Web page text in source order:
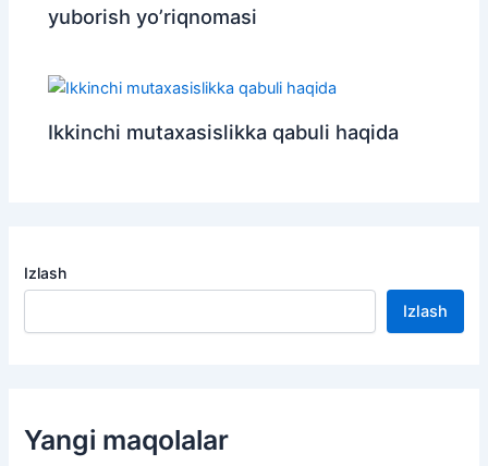
yuborish yo’riqnomasi
Ikkinchi mutaxasislikka qabuli haqida
Izlash
Izlash
Yangi maqolalar